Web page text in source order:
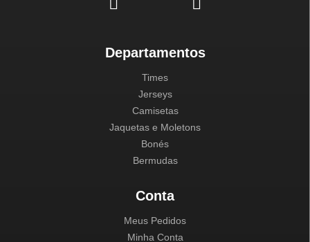
Departamentos
Times
Jerseys
Camisetas
Jaquetas e Moletons
Bonés
Bermudas
Conta
Meus Pedidos
Minha Conta